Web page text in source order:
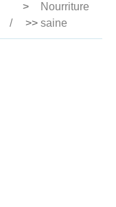
>
>>
Nourriture
saine